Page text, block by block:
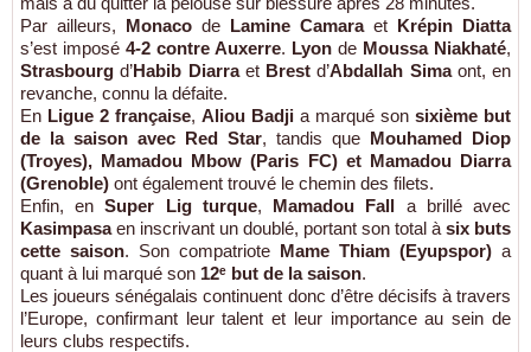
Par ailleurs, Monaco de Lamine Camaraet Krépin Diatta
s’est imposé 4-2 contre Auxerre. Lyon de Moussa Niakhaté,
Strasbourg d’Habib Diarraet Brest d’Abdallah Simaont, en
revanche, connu la défaite.
En Ligue 2 française, Aliou Badji a marqué son sixième but
de la saison avec Red Star, tandis que Mouhamed Diop
(Troyes), Mamadou Mbow (Paris FC) et Mamadou Diarra
(Grenoble) ont également trouvé le chemin des filets.
Enfin, enSuper Lig turque, Mamadou Fall a brillé avec
Kasimpasaen inscrivant un doublé, portant son total à six buts
cette saison. Son compatriote Mame Thiam (Eyupspor) a
quant à lui marqué son 12ᵉ but de la saison.
Les joueurs sénégalais continuent donc d’être décisifs à travers
l’Europe, confirmant leur talent et leur importance au sein de
leurs clubs respectifs.